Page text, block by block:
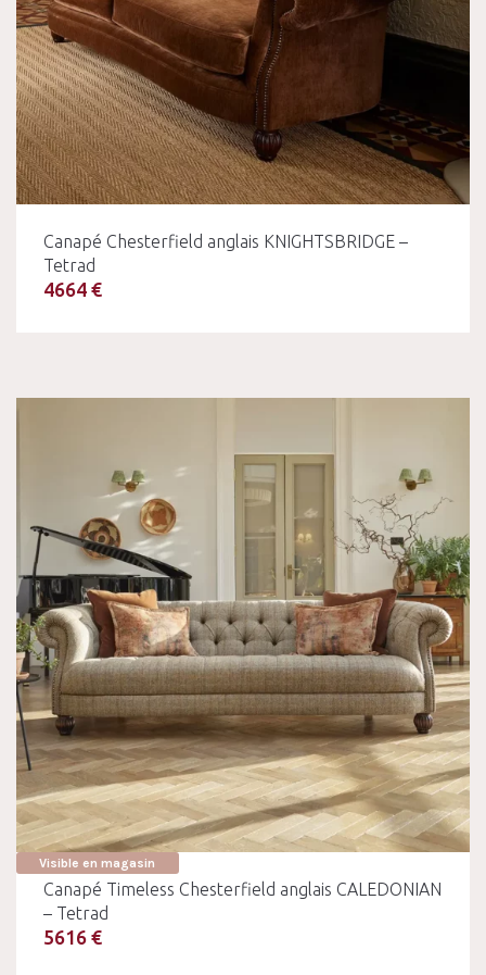
Canapé Chesterfield anglais KNIGHTSBRIDGE –
Tetrad
4664 €
Visible en magasin
Canapé Timeless Chesterfield anglais CALEDONIAN
– Tetrad
5616 €